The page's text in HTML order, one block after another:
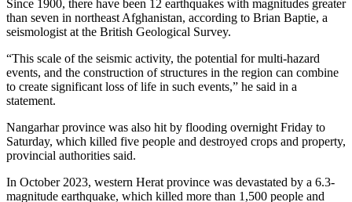
Since 1900, there have been 12 earthquakes with magnitudes greater
than seven in northeast Afghanistan, according to Brian Baptie, a
seismologist at the British Geological Survey.
“This scale of the seismic activity, the potential for multi-hazard
events, and the construction of structures in the region can combine
to create significant loss of life in such events,” he said in a
statement.
Nangarhar province was also hit by flooding overnight Friday to
Saturday, which killed five people and destroyed crops and property,
provincial authorities said.
In October 2023, western Herat province was devastated by a 6.3-
magnitude earthquake, which killed more than 1,500 people and